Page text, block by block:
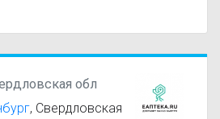
обл
, Свердловская